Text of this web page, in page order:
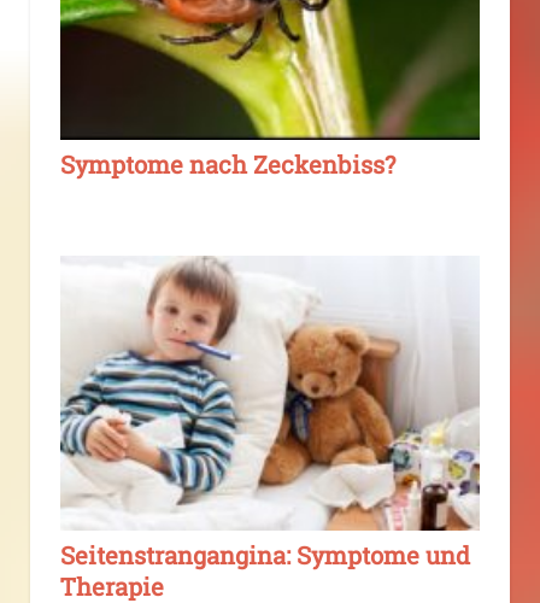
Symptome nach Zeckenbiss?
Seitenstrangangina: Symptome und
Therapie